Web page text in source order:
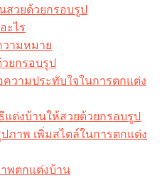
สวยด้วยกรอบรูป
ะไร​
ามหมาย
ยกรอบรูป
วามประทับใจในการตกแต่ง
ต่งบ้านให้สวยด้วยกรอบรูป
ภาพ เพิ่มสไตล์ในการตกแต่ง
พตกแต่งบ้าน